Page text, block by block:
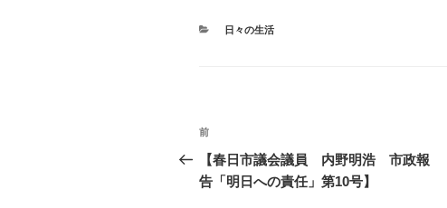
e
b
er
カ
日々の生活
投
稿
ナ
過
去
の
前
【春日市議会議員 内野明浩 市政報
告「明日への責任」第10号】